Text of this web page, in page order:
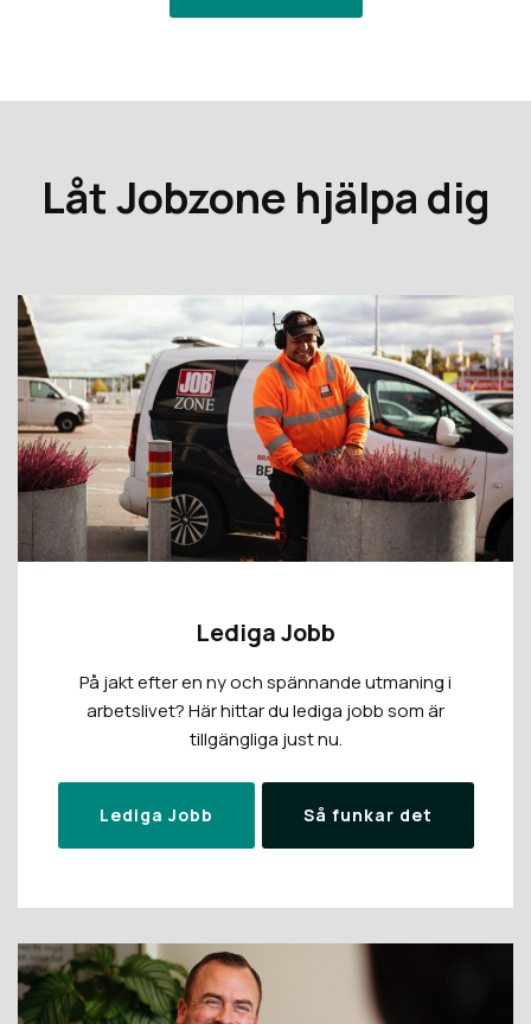
Låt Jobzone hjälpa dig
Lediga Jobb
På jakt efter en ny och spännande utmaning i
arbetslivet? Här hittar du lediga jobb som är
tillgängliga just nu.
Lediga Jobb Så funkar det